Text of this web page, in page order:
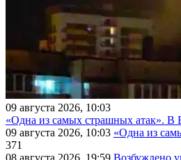
09 августа 2026, 10:03
«Одна из самых страшных атак». В
09 августа 2026, 10:03 «Одна из
371
08 августа 2026, 19:59 Возбуждено